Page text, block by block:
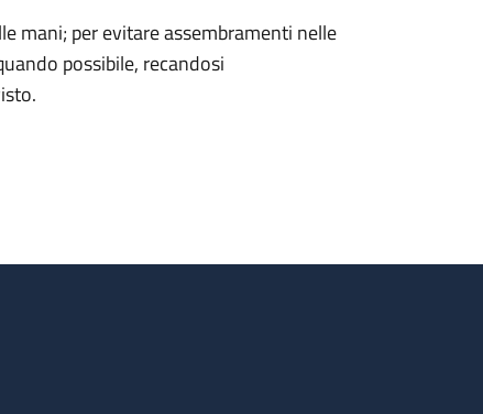
mani; per evitare assembramenti nelle
possibile, recandosi